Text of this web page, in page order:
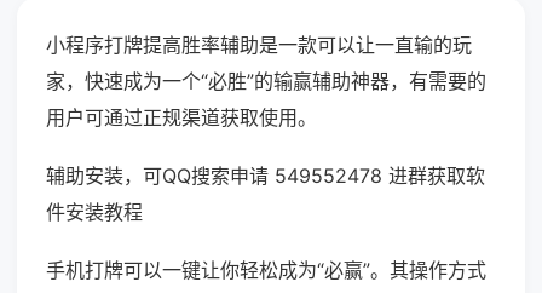
小程序打牌提高胜率辅助是一款可以让一直输的玩
家，快速成为一个“必胜”的输赢辅助神器，有需要的
用户可通过正规渠道获取使用。
辅助安装，可QQ搜索申请 549552478 进群获取软
件安装教程
手机打牌可以一键让你轻松成为“必赢”。其操作方式